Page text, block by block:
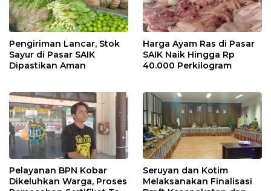
Pengiriman Lancar, Stok
Sayur di Pasar SAIK
Dipastikan Aman
Harga Ayam Ras di Pasar
SAIK Naik Hingga Rp
40.000 Perkilogram
Pelayanan BPN Kobar
Dikeluhkan Warga, Proses
Seruyan dan Kotim
Melaksanakan Finalisasi